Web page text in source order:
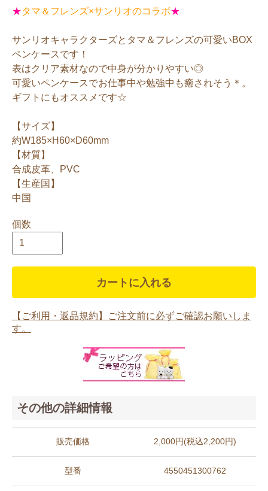
★タマ＆フレンズ×サンリオのコラボ★
サンリオキャラクターズとタマ＆フレンズの可愛いBOX
ペンケースです！
表はクリア素材なので中身が分かりやすい◎
可愛いペンケースでお仕事中や勉強中も癒されそう＊。
ギフトにもオススメです☆
【サイズ】
約W185×H60×D60mm
【材質】
合成皮革、PVC
【生産国】
中国
個数
カートに入れる
【ご利用・返品規約】ご注文前に必ずご確認お願いしま
す。
その他の詳細情報
販売価格 2,000円(税込2,200円)
型番 4550451300762